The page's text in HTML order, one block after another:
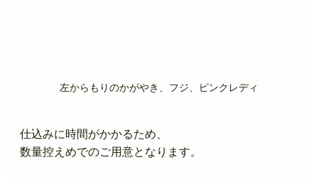
左からもりのかがやき、フジ、ピンクレディ
仕込みに時間がかかるため、
数量控えめでのご用意となります。